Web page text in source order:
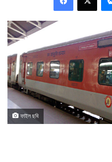
ফাইল ছবি